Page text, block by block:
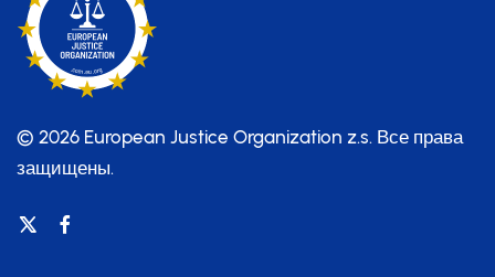
© 2026 European Justice Organization z.s. Все права
защищены.